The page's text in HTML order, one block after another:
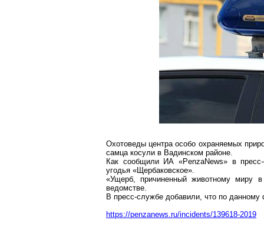
Охотоведы центра особо охраняемых
самца косули в Вадинском районе.
Как сообщили ИА «PenzaNews» в
угодья «Щербаковское».
«Ущерб, причиненный животному миру
ведомстве.
В пресс-службе добавили, что по данному
https://penzanews.ru/incidents/139618-2019